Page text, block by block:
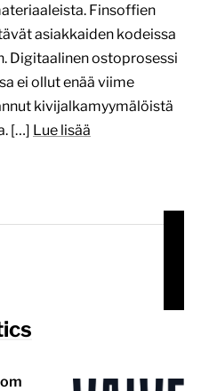
Finsoffien
asiakkaiden kodeissa
Digitaalinen ostoprosessi
ei ollut enää viime
kivijalkamyymälöistä
[…] Lue lisää